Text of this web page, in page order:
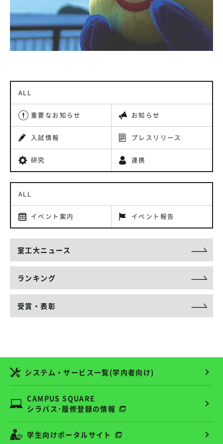
ALL
重要なお知らせ お知らせ
入試情報 プレスリリース
研究 連携
ALL
イベント案内 イベント報告
室工大ニュース
ランキング
受賞・表彰
システム・サービス一覧(学内者向け)
CAMPUS SQUARE
シラバス･履修登録の情報
学生向けポータルサイト